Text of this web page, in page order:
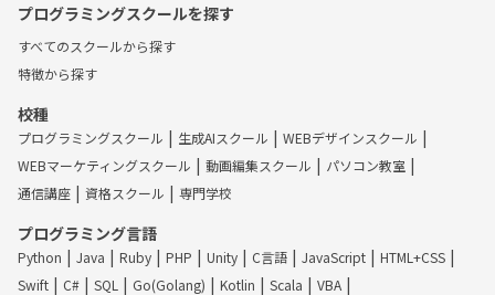
プログラミングスクールを探す
すべてのスクールから探す
特徴から探す
校種
プログラミングスクール 生成AIスクール
WEBデザインスクール
WEBマーケティングスクール
動画編集スクール
パソコン教室
通信講座
資格スクール 専門学校
プログラミング言語
Python Java Ruby PHP Unity C言語 JavaScript
HTML+CSS
Swift
C# SQL Go(Golang) Kotlin Scala
VBA